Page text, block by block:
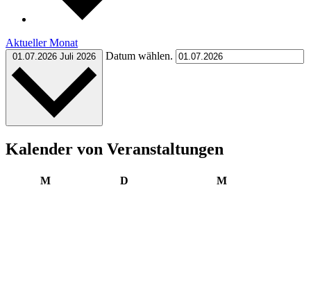
Menü Menü
Aktueller Monat
01.07.2026 Juli 2026 Datum wählen.
Kalender von Veranstaltungen
MMontag DDienstag MMittwoch